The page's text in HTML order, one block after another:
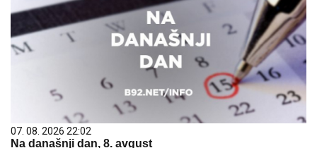
07. 08. 2026 22:02
Na današnji dan, 8. avgust